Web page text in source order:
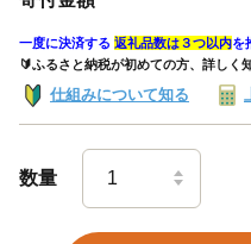
一度に決済する 返礼品数は３つ以内を
🔰ふるさと納税が初めての方、詳しく
仕組みについて知る
数量